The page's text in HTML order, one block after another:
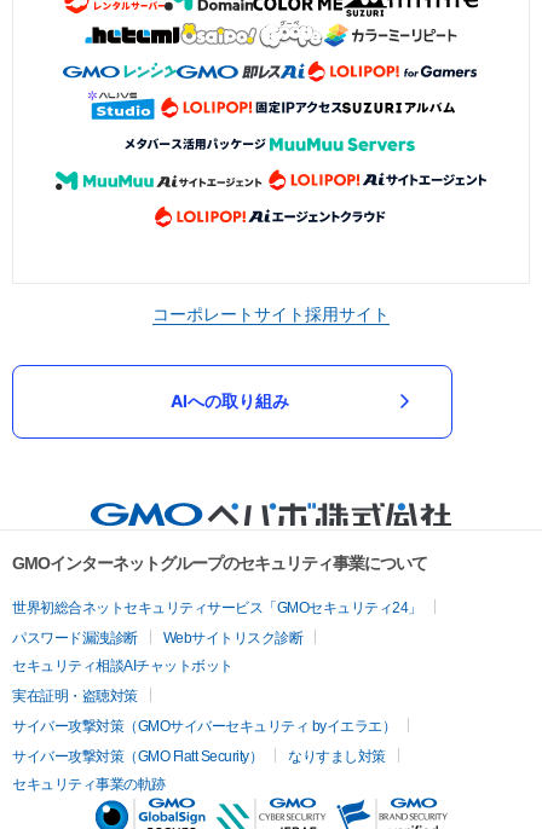
コーポレートサイト採用サイト
AIへの取り組み
GMOインターネットグループのセキュリティ事業について
世界初総合ネットセキュリティサービス「GMOセキュリティ24」
パスワード漏洩診断
Webサイトリスク診断
セキュリティ相談AIチャットボット
実在証明・盗聴対策
サイバー攻撃対策（GMOサイバーセキュリティ byイエラエ）
サイバー攻撃対策（GMO Flatt Security）
なりすまし対策
セキュリティ事業の軌跡